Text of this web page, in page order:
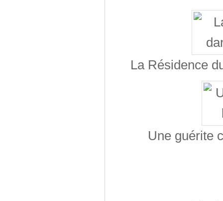
La Résidence
Une guérite